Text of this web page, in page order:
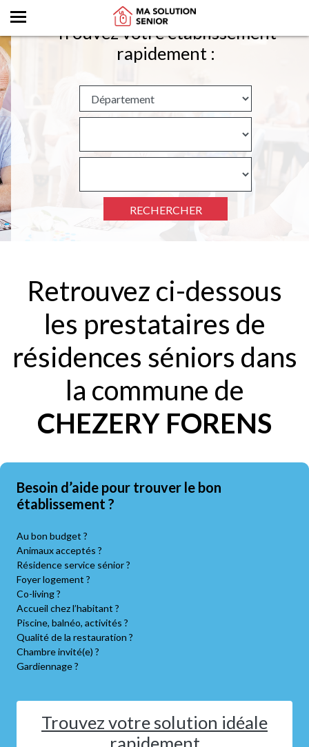
Trouvez votre établissement
rapidement :
RECHERCHER
Retrouvez ci-dessous
les prestataires de
résidences séniors dans
la commune de
CHEZERY FORENS
Besoin d’aide pour trouver le bon
établissement ?
Au bon budget ?
Animaux acceptés ?
Résidence service sénior ?
Foyer logement ?
Co-living ?
Accueil chez l’habitant ?
Piscine, balnéo, activités ?
Qualité de la restauration ?
Chambre invité(e) ?
Gardiennage ?
Trouvez votre solution idéale
rapidement